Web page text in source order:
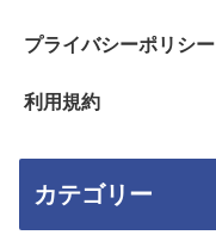
プライバシーポリシー
利用規約
カテゴリー